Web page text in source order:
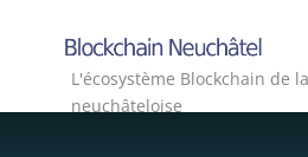
L'écosystème Blockchain de
neuchâteloise